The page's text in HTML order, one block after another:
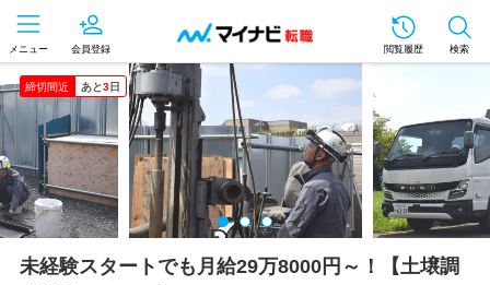
メニュー 会員登録 閲覧履歴 検索
締切間近 あと3日
未経験スタートでも月給29万8000円～！【土壌調